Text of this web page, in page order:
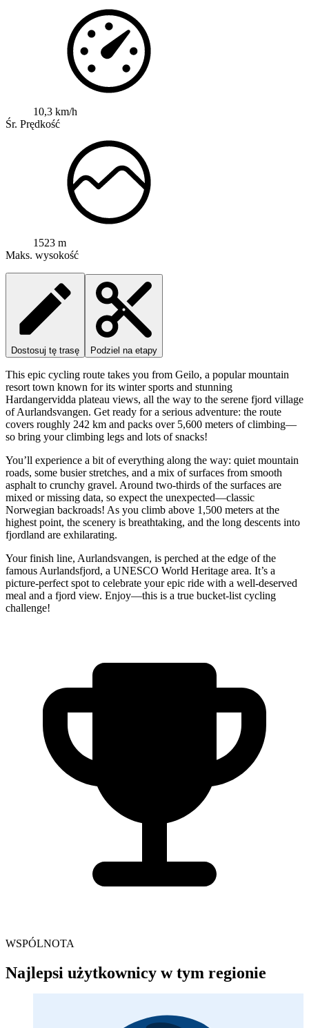
10,3 km/h
Śr. Prędkość
1523 m
Maks. wysokość
Dostosuj tę trasę Podziel na etapy
This epic cycling route takes you from Geilo, a popular mountain
resort town known for its winter sports and stunning
Hardangervidda plateau views, all the way to the serene fjord village
of Aurlandsvangen. Get ready for a serious adventure: the route
covers roughly 242 km and packs over 5,600 meters of climbing—
so bring your climbing legs and lots of snacks!
You’ll experience a bit of everything along the way: quiet mountain
roads, some busier stretches, and a mix of surfaces from smooth
asphalt to crunchy gravel. Around two-thirds of the surfaces are
mixed or missing data, so expect the unexpected—classic
Norwegian backroads! As you climb above 1,500 meters at the
highest point, the scenery is breathtaking, and the long descents into
fjordland are exhilarating.
Your finish line, Aurlandsvangen, is perched at the edge of the
famous Aurlandsfjord, a UNESCO World Heritage area. It’s a
picture-perfect spot to celebrate your epic ride with a well-deserved
meal and a fjord view. Enjoy—this is a true bucket-list cycling
challenge!
WSPÓLNOTA
Najlepsi użytkownicy w tym regionie